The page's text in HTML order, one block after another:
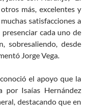
más, excelentes y
satisfacciones a
cada uno de
sobresaliendo, desde
Jorge Vega.
el apoyo que la
por Isaías Hernández
destacando que en